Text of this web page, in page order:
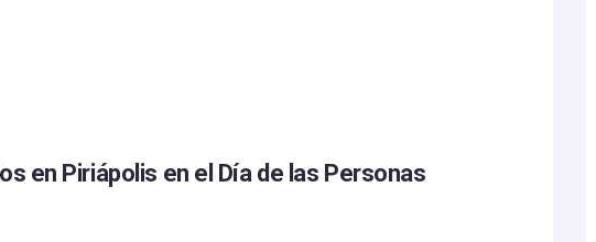
en Piriápolis en el Día de las Personas